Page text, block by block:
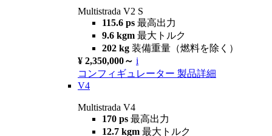
Multistrada V2 S
115.6 ps 最高出力
9.6 kgm 最大トルク
202 kg 装備重量（燃料を除く）
¥ 2,350,000～ i
コンフィギュレーター 製品詳細
V4
Multistrada V4
170 ps 最高出力
12.7 kgm 最大トルク